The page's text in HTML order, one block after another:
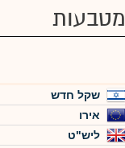
מטבעות
שקל חדש
אירו
ליש"ט